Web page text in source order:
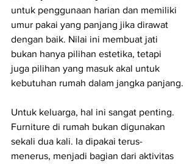
untuk penggunaan harian dan memiliki
umur pakai yang panjang jika dirawat
dengan baik. Nilai ini membuat jati
bukan hanya pilihan estetika, tetapi
juga pilihan yang masuk akal untuk
kebutuhan rumah dalam jangka panjang.
Untuk keluarga, hal ini sangat penting.
Furniture di rumah bukan digunakan
sekali dua kali. Ia dipakai terus-
menerus, menjadi bagian dari aktivitas